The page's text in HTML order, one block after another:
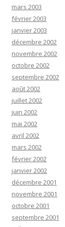
mars 2003
février 2003
janvier 2003
décembre 2002
novembre 2002
octobre 2002
septembre 2002
août 2002
juillet 2002
juin 2002
mai 2002
avril 2002
mars 2002
février 2002
janvier 2002
décembre 2001
novembre 2001
octobre 2001
septembre 2001